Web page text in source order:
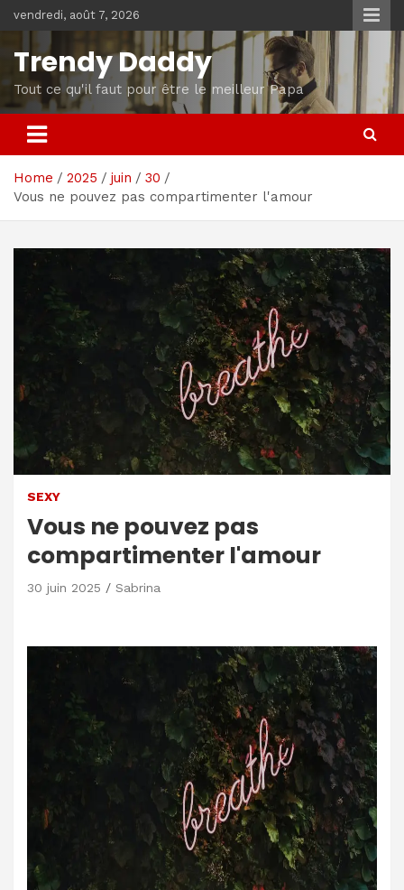
to
content
vendredi, août 7, 2026
Trendy Daddy
Tout ce qu'il faut pour être le meilleur Papa
Home 2025 juin
30
Vous ne pouvez pas compartimenter l'amour
SEXY
Vous ne pouvez pas
compartimenter l'amour
30 juin 2025 Sabrina